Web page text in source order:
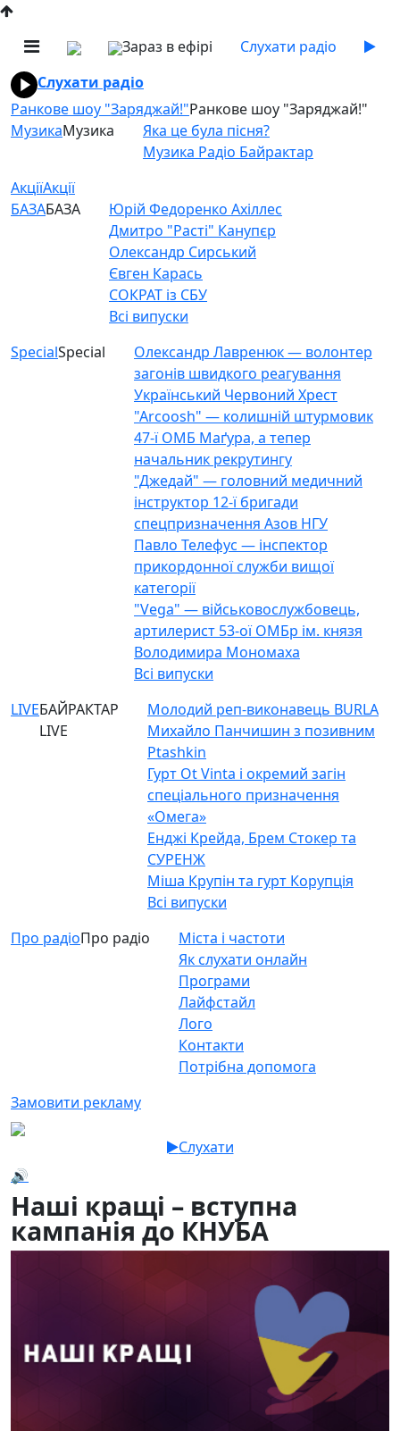
Зараз в ефірі
Слухати радіо
Слухати радіо
Ранкове шоу "Заряджай!"Ранкове шоу "Заряджай!"
МузикаМузика
Яка це була пісня?
Музика Радіо Байрактар
АкціїАкції
БАЗАБАЗА
Юрій Федоренко Ахіллес
Дмитро "Расті" Канупєр
Олександр Сирський
Євген Карась
СОКРАТ із СБУ
Всі випуски
SpecialSpecial
Олександр Лавренюк — волонтер
загонів швидкого реагування
Український Червоний Хрест
"Arcoosh" — колишній штурмовик
47-ї ОМБ Маґура, а тепер
начальник рекрутингу
"Джедай" — головний медичний
інструктор 12-ї бригади
спецпризначення Азов НГУ
Павло Телефус — інспектор
прикордонної служби вищої
категорії
"Vega" — військовослужбовець,
артилерист 53-ої ОМБр ім. князя
Володимира Мономаха
Всі випуски
LIVEБАЙРАКТАР
LIVE
Молодий реп-виконавець BURLA
Михайло Панчишин з позивним
Ptashkin
Гурт Ot Vinta і окремий загін
спеціального призначення
«Омега»
Енджі Крейда, Брем Стокер та
СУРЕНЖ
Міша Крупін та гурт Корупція
Всі випуски
Про радіоПро радіо
Міста і частоти
Як слухати онлайн
Програми
Лайфстайл
Лого
Контакти
Потрібна допомога
Замовити рекламу
Слухати
🔊
Наші кращі – вступна
кампанія до КНУБА